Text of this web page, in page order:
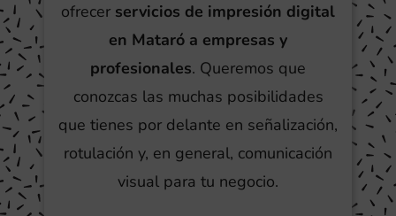
ofrecer servicios de impresión digital
en Mataró a empresas y
profesionales. Queremos que
conozcas las muchas posibilidades
que tienes por delante en señalización,
rotulación y, en general, comunicación
visual para tu negocio.